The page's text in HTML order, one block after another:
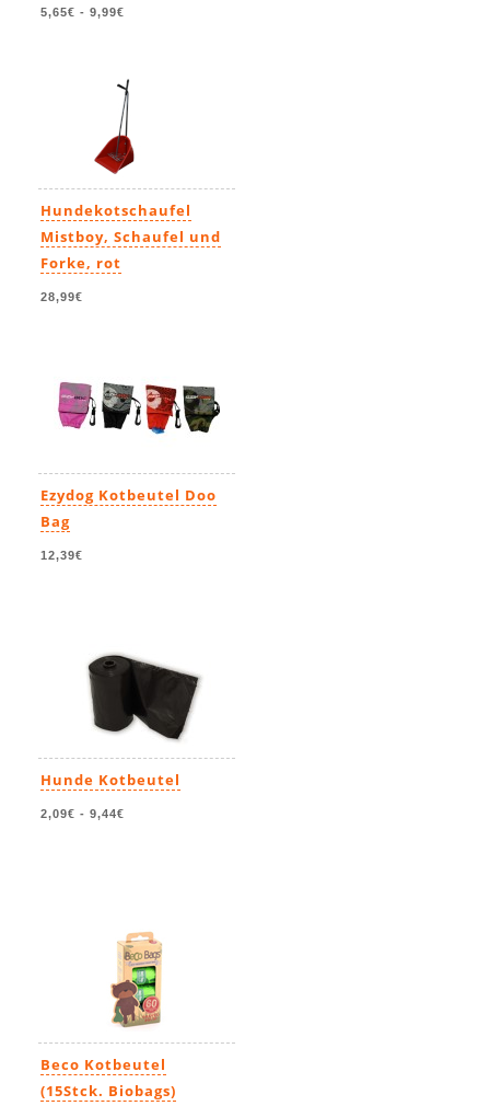
5,65€ - 9,99€
Hundekotschaufel
Mistboy, Schaufel und
Forke, rot
28,99€
Ezydog Kotbeutel Doo
Bag
12,39€
Hunde Kotbeutel
2,09€ - 9,44€
Beco Kotbeutel
(15Stck. Biobags)